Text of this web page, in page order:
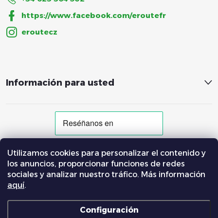
Utilizamos cookies para personalizar el contenido y
los anuncios, proporcionar funciones de redes
sociales y analizar nuestro tráfico. Más información
aquí.
Configuración
n
a
https://www.facebook.com/eroutefr
eroutecz
Información para usted
MÉTODOS DE PAGO ACEPTADOS